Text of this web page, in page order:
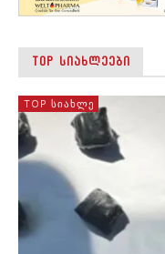
TOP ᲡᲘᲐᲮᲚᲔᲔᲑᲘ
TOP ᲡᲘᲐᲮᲚᲔ